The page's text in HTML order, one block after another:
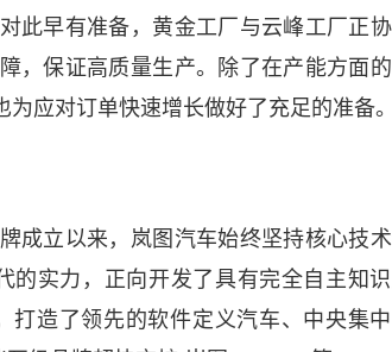
此早有准备，黄金工厂与云峰工厂正协
，保证高质量生产。除了在产能方面
应对订单快速增长做好了充足的准备。
成立以来，岚图汽车始终坚持核心技
的实力，正向开发了具有完全自主知
打造了领先的软件定义汽车、中央集